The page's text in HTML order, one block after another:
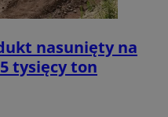
nasunięty na
tysięcy ton